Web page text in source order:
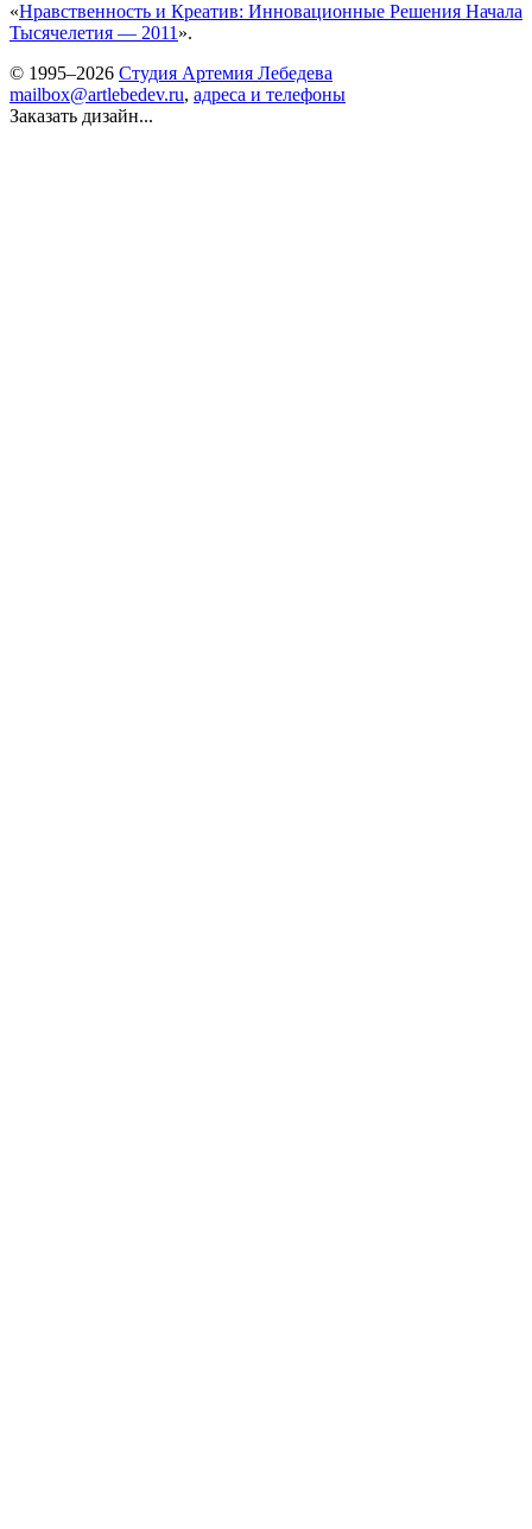
«Нравственность и Креатив: Инновационные Решения Начала
Тысячелетия — 2011 ».
© 1995–2026 Студия Артемия Лебедева
mailbox@artlebedev.ru, адреса и телефоны
Заказать дизайн...